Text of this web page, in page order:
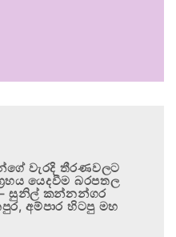
වැරදි තීරණවලට
යෙදවීම බරපතල
සුනිල් කන්නන්ගර
අම්පාර හිටපු මහ